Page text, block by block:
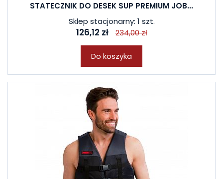
STATECZNIK DO DESEK SUP PREMIUM JOB...
Sklep stacjonarny: 1 szt.
126,12 zł 234,00 zł
Do koszyka